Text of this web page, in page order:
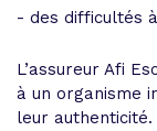
- des difficultés
L’assureur Afi
à un organisme
leur